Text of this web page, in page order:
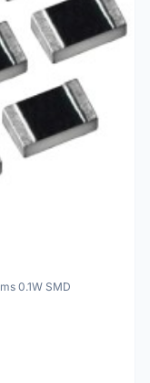
0.1W SMD